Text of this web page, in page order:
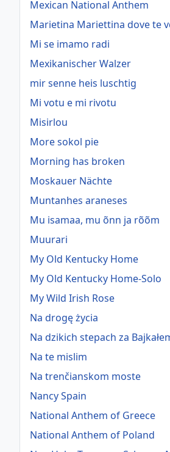
Mexican National Anthem
Marietina Mariettina dove te
Mi se imamo radi
Mexikanischer Walzer
mir senne heis luschtig
Mi votu e mi rivotu
Misirlou
More sokol pie
Morning has broken
Moskauer Nächte
Muntanhes araneses
Mu isamaa, mu õnn ja rõõm
Muurari
My Old Kentucky Home
My Old Kentucky Home-Solo
My Wild Irish Rose
Na drogę życia
Na dzikich stepach za
Na te mislim
Na trenčianskom moste
Nancy Spain
National Anthem of Greece
National Anthem of Poland